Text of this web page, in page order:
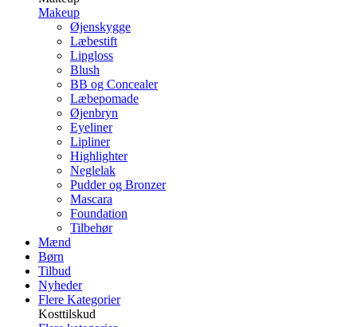
Makeup
Øjenskygge
Læbestift
Lipgloss
Blush
BB og Concealer
Læbepomade
Øjenbryn
Eyeliner
Lipliner
Highlighter
Neglelak
Pudder og Bronzer
Mascara
Foundation
Tilbehør
Mænd
Børn
Tilbud
Nyheder
Flere Kategorier
Kosttilskud